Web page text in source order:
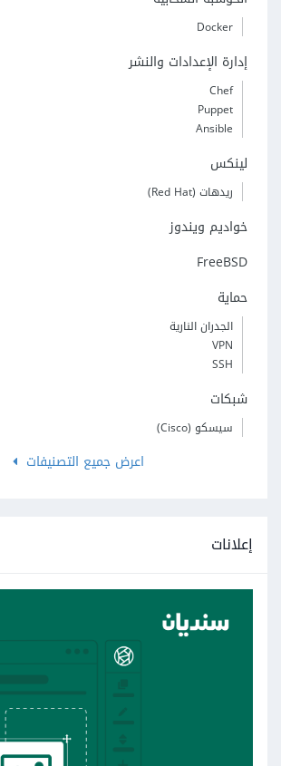
Docker
إدارة الإعدادات والنشر
Chef
Puppet
Ansible
لينكس
ريدهات (Red Hat)
خواديم ويندوز
FreeBSD
حماية
الجدران النارية
VPN
SSH
شبكات
سيسكو (Cisco)
اعرض جميع التصنيفات
إعلانات